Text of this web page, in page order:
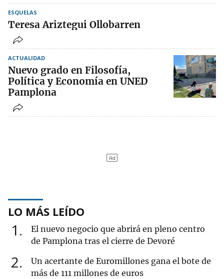
ESQUELAS
Teresa Ariztegui Ollobarren
ACTUALIDAD
Nuevo grado en Filosofía,
Política y Economía en UNED
Pamplona
LO MÁS LEÍDO
1
El nuevo negocio que abrirá en pleno centro
de Pamplona tras el cierre de Devoré
2
Un acertante de Euromillones gana el bote de
más de 111 millones de euros